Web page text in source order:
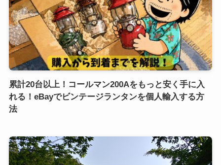
累計20台以上！コールマン200Aをもっと安く手に入
れる！eBayでビンテージランタンを個人輸入する方
法